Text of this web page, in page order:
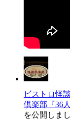
ビストロ怪
倶楽部『36
を公開しま